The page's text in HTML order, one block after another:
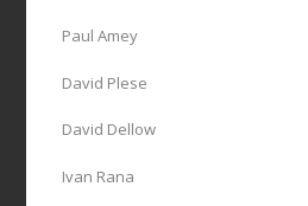
Paul Amey
David Plese
David Dellow
Ivan Rana